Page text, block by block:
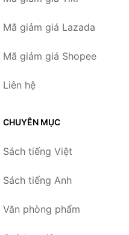
Mã giảm giá Lazada
Mã giảm giá Shopee
Liên hệ
CHUYÊN MỤC
Sách tiếng Việt
Sách tiếng Anh
Văn phòng phẩm